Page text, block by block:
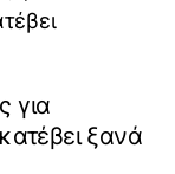
για
ξανά